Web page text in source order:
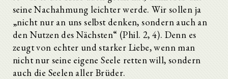
seine Nachahmung leichter werde. Wir sollen ja
„nicht nur an uns selbst denken, sondern auch an
den Nutzen des Nächsten“ (Phil. 2, 4). Denn es
zeugt von echter und starker Liebe, wenn man
nicht nur seine eigene Seele retten will, sondern
auch die Seelen aller Brüder.